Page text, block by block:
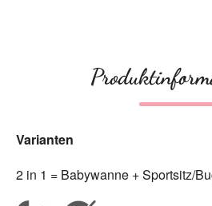
Varianten
2 in 1 = Babywanne + Sportsitz/